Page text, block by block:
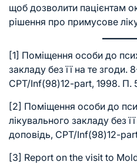
щоб дозволити пацієнтам
рішення про примусове
[1] Поміщення особи до
закладу без її на те згоди.
CPT/Inf(98)12-part, 1998. П.
[2] Поміщення особи до
лікувального закладу без
доповідь, CPT/Inf(98)12-
[3] Report on the visit to